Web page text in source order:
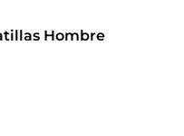
Hombre